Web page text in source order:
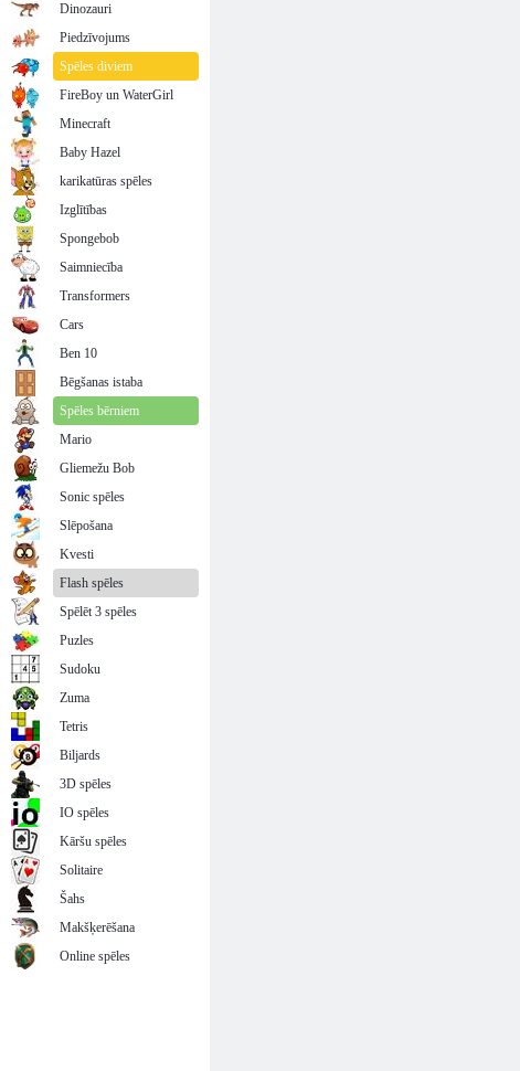
Dinozauri
Piedzīvojums
Spēles diviem
FireBoy un WaterGirl
Minecraft
Baby Hazel
karikatūras spēles
Izglītības
Spongebob
Saimniecība
Transformers
Cars
Ben 10
Bēgšanas istaba
Spēles bērniem
Mario
Gliemežu Bob
Sonic spēles
Slēpošana
Kvesti
Flash spēles
Spēlēt 3 spēles
Puzles
Sudoku
Zuma
Tetris
Biljards
3D spēles
IO spēles
Kāršu spēles
Solitaire
Šahs
Makšķerēšana
Online spēles